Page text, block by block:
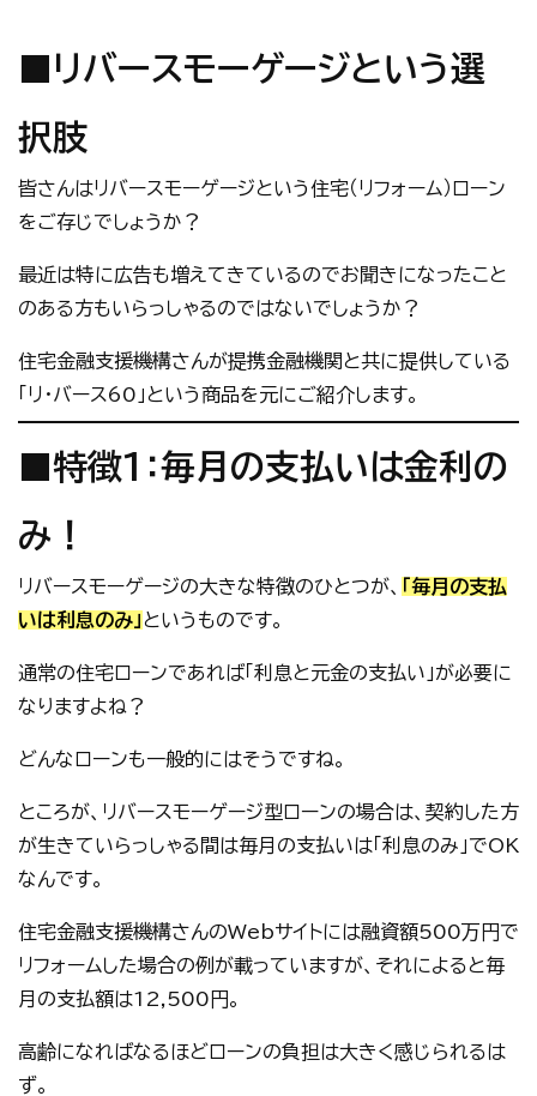
リバースモーゲージという選
択肢
皆さんはリバースモーゲージという住宅（リフォーム）ローン
をご存じでしょうか？
最近は特に広告も増えてきているのでお聞きになったこと
のある方もいらっしゃるのではないでしょうか？
住宅金融支援機構さんが提携金融機関と共に提供している
「リ・バース60」という商品を元にご紹介します。
特徴1：毎月の支払いは金利の
み！
リバースモーゲージの大きな特徴のひとつが、
「毎月の支払
いは利息のみ」 というものです。
通常の住宅ローンであれば「利息と元金の支払い」が必要に
なりますよね？
どんなローンも一般的にはそうですね。
ところが、リバースモーゲージ型ローンの場合は、契約した方
が生きていらっしゃる間は毎月の支払いは「利息のみ」でOK
なんです。
住宅金融支援機構さんのWebサイトには融資額500万円で
リフォームした場合の例が載っていますが、それによると毎
月の支払額は12,500円。
高齢になればなるほどローンの負担は大きく感じられるは
ず。